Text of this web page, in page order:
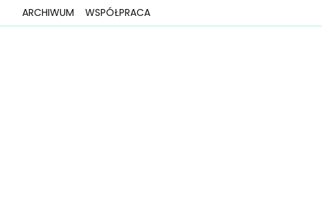
ARCHIWUM WSPÓŁPRACA